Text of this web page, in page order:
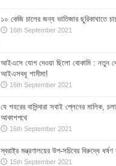
১০ কেজি চালের জন্য ভাতিজার ছুরিকাঘাতে
16th September 2021
আইএসে যোগ দেওয়া ছিলো বোকামি : নতুন
আইএসবধূ শামীমা!
16th September 2021
যে শহরের বাসিন্দারা সবাই প্লেনের মালিক,
আকাশপথে
16th September 2021
স্বরাষ্ট্র মন্ত্রণালয়ের উপ-সচিবের বিরুদ্ধে ধর্ষণ
15th September 2021